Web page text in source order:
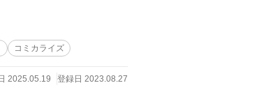
コミカライズ
2025.05.19 登録日 2023.08.27